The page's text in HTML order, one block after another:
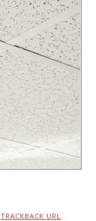
TRACKBACK URL.